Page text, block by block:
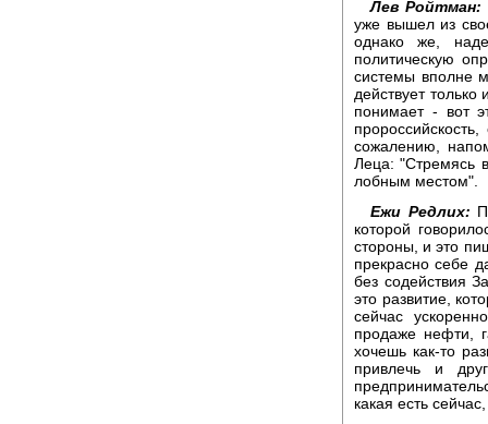
Лев Ройтман:
уже вышел из
однако же,
политическую
системы вполне
действует
понимает - вот
сожалению,
Леца: "Стремясь
лобным местом".
Ежи Редлих:
которой
стороны, и это
прекрасно себе
без содействия
это развитие,
сейчас
продаже нефти,
хочешь как-то
привлечь и
какая есть